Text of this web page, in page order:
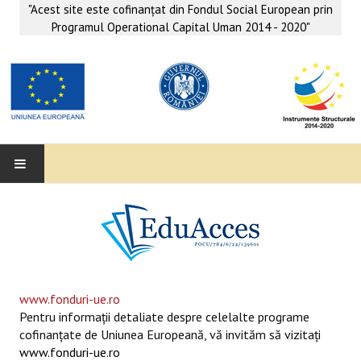
"Acest site este cofinanţat din Fondul Social European prin
Programul Operational Capital Uman 2014 - 2020"
SUPORT EDUCAȚIONAL MATEMATICĂ- INFORMATICĂ
SERVICII PSIHO-SOCIALE
www.fonduri-ue.ro
Pentru informaţii detaliate despre celelalte programe
cofinanţate de Uniunea Europeană, vă invităm să vizitaţi
www.fonduri-ue.ro